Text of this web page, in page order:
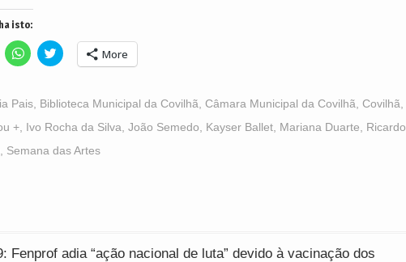
isto:
Click
to
(Opens
new
window)
Click
to
share
(Opens
new
window)
More
Pais, Biblioteca Municipal da Covilhã Câmara Municipal da Covilhã Covilhã
+, Ivo Rocha da Silva João Semedo Kayser Ballet, Mariana Duarte
Ricardo
Semana das Artes
Fenprof adia “ação nacional de luta” devido à vacinação dos